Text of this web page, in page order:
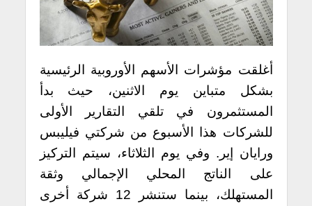
أغلقت مؤشرات الأسهم الأوروبية الرئيسية
بشكل متباين يوم الاثنين، حيث بدأ
المستثمرون في تلقي التقارير الأولى
للشركات هذا الأسبوع من شركتي فيليبس
ورايان إير. وفي يوم الثلاثاء، سيتم التركيز
على الناتج المحلي الإجمالي وثقة
المستهلك، بينما ستنشر 12 شركة أخرى